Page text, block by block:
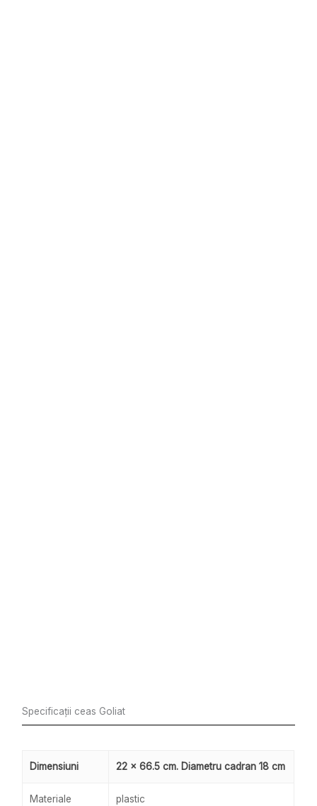
Specificații ceas Goliat
Dimensiuni 22 x 66.5 cm. Diametru cadran 18 cm
Materiale plastic